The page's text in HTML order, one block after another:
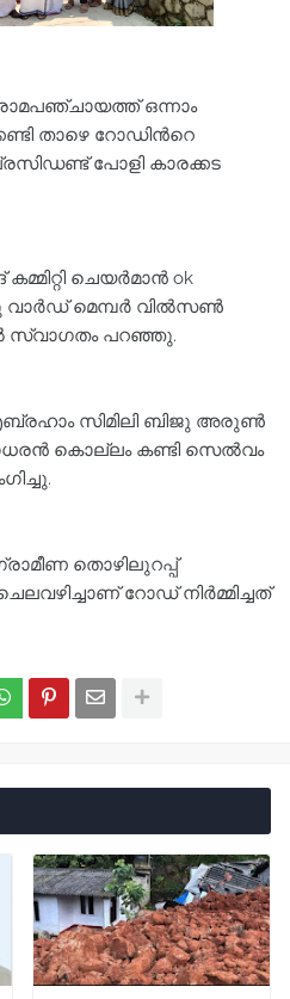
ഒന്നാം
താഴെ റോഡിൻറെ
പോളി കാരക്കട
ചെയർമാൻ ok
മെമ്പർ വിൽസൺ
സ്വാഗതം പറഞ്ഞു.
സിമിലി ബിജു അരുൺ
കൊല്ലം കണ്ടി സെൽവം
തൊഴിലുറപ്പ്
റോഡ് നിർമ്മിച്ചത്